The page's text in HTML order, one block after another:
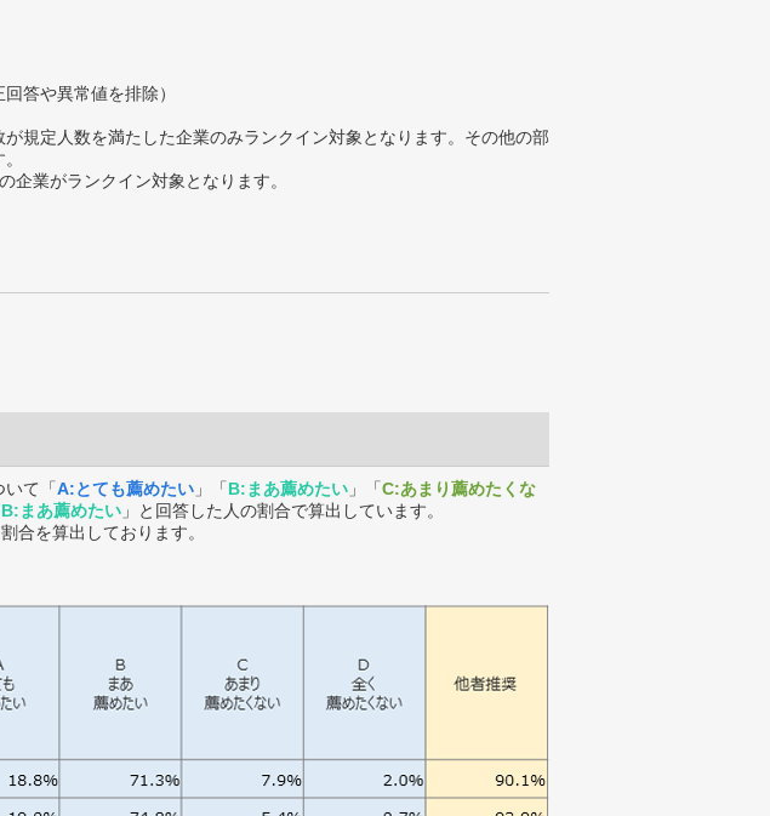
答や異常値を排除）
規定人数を満たした企業のみランクイン対象となります。その他の部
業がランクイン対象となります。
て「A:とても薦めたい 」「B:まあ薦めたい 」「C:あまり薦めたくな
B:まあ薦めたい 」と回答した人の割合で算出しています。
合を算出しております。